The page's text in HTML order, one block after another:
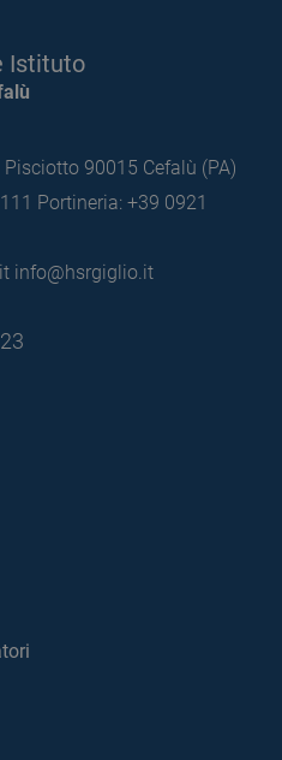
Istituto
90015 Cefalù (PA)
Portineria: +39 0921
info@hsrgiglio.it